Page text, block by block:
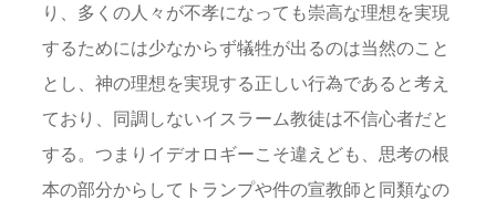
り、多くの人々が不孝になっても崇高な理想を実現
するためには少なからず犠牲が出るのは当然のこと
とし、神の理想を実現する正しい行為であると考え
ており、同調しないイスラーム教徒は不信心者だと
する。つまりイデオロギーこそ違えども、思考の根
本の部分からしてトランプや件の宣教師と同類なの